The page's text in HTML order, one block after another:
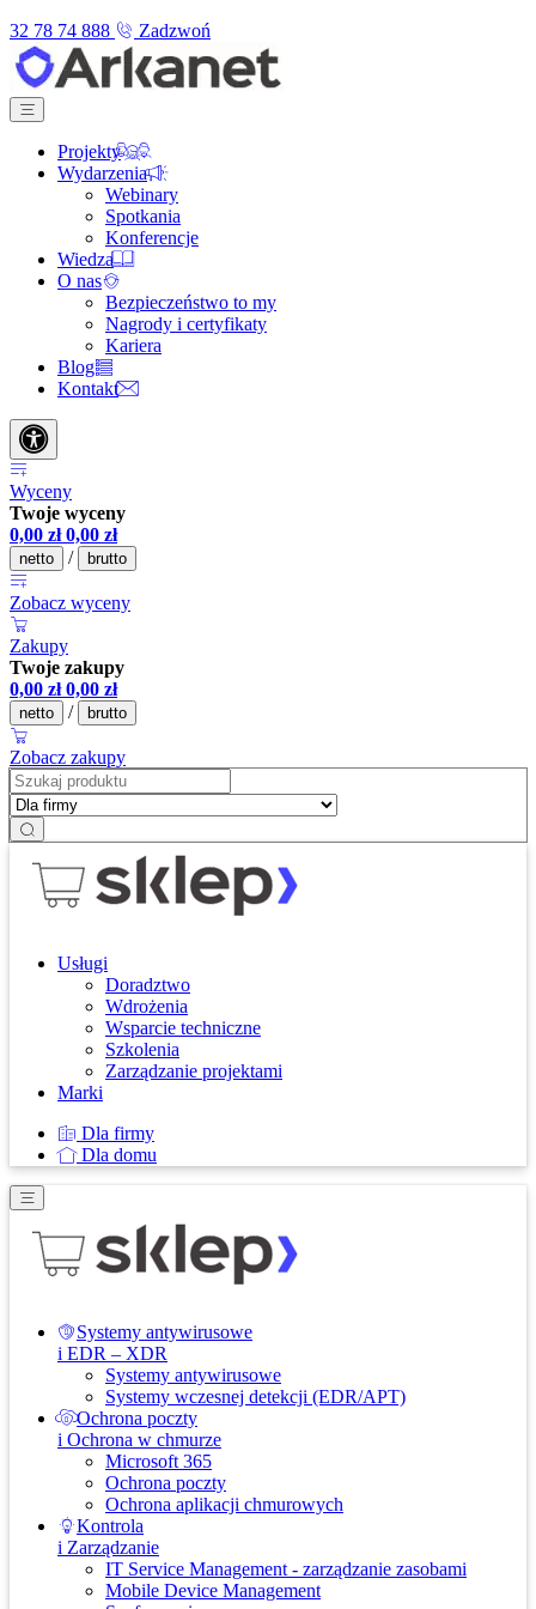
32 78 74 888
Zadzwoń
Projekty
Wydarzenia
Webinary
Spotkania
Konferencje
Wiedza
O nas
Bezpieczeństwo to my
Nagrody i certyfikaty
Kariera
Blog
Kontakt
Wyceny
Twoje wyceny
0,00 zł 0,00 zł
netto / brutto
Zobacz wyceny
Zakupy
Twoje zakupy
0,00 zł 0,00 zł
netto / brutto
Zobacz zakupy
Usługi
Doradztwo
Wdrożenia
Wsparcie techniczne
Szkolenia
Zarządzanie projektami
Marki
Dla firmy
Dla domu
Systemy antywirusowe
i EDR – XDR
Systemy antywirusowe
Systemy wczesnej detekcji (EDR/APT)
Ochrona poczty
i Ochrona w chmurze
Microsoft 365
Ochrona poczty
Ochrona aplikacji chmurowych
Kontrola
i Zarządzanie
IT Service Management - zarządzanie zasobami
Mobile Device Management